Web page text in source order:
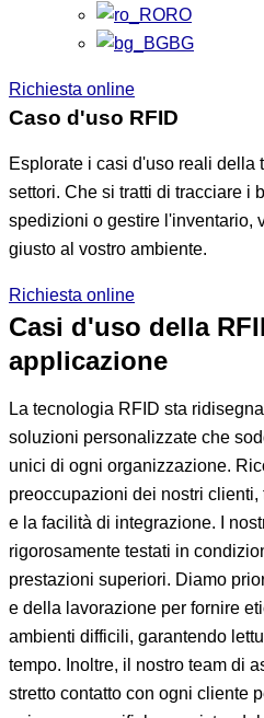
RO
BG
Richiesta online
Caso d'uso RFID
Esplorate i casi d'uso reali della
settori. Che si tratti di tracciare i
spedizioni o gestire l'inventario,
giusto al vostro ambiente.
Richiesta online
Casi d'uso della
applicazione
La tecnologia RFID sta
soluzioni personalizzate che
unici di ogni organizzazione.
preoccupazioni dei nostri
e la facilità di integrazione. I
rigorosamente testati in
prestazioni superiori. Diamo
e della lavorazione per fornire
ambienti difficili, garantendo
tempo. Inoltre, il nostro team di
stretto contatto con ogni cliente